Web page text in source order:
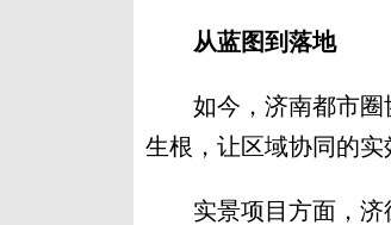
从蓝图到落地
如今，济南都市圈
生根，让区域协同的实
实景项目方面，济德